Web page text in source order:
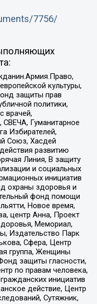
7756/
культуры,
защиты прав
политики,
врачей,
Гуманитарное
Избирателей,
Союз, Хасдей
развитию
Линия, В защиту
и социальных
инициатив
охраны здоровья и
фонд помощи
Новое время,
центр Анна, Проект
Мемориал,
Издательство Парк
Сфера, Центр
группа, Женщины
защиты гласности,
по правам человека,
инициатив
действие, Центр
Сутяжник,